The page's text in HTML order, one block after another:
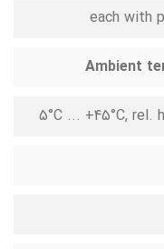
each with
Ambient